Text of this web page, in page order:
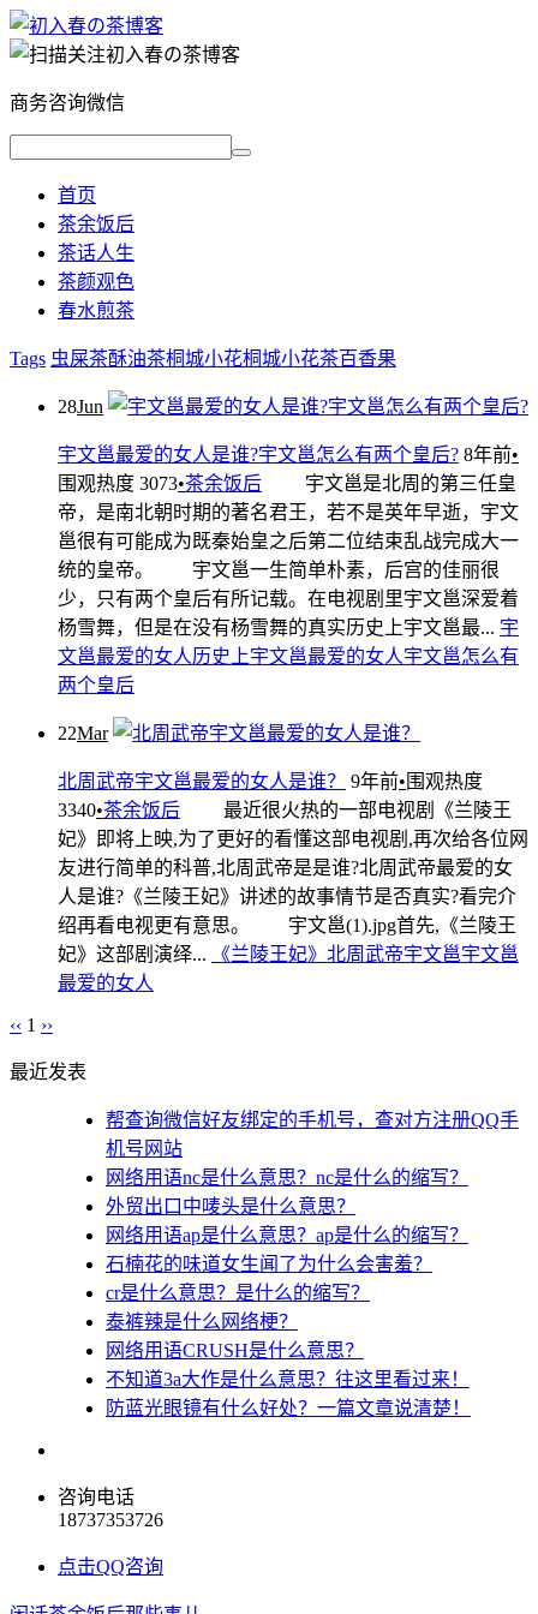
商务咨询微信
首页
茶余饭后
茶话人生
茶颜观色
春水煎茶
Tags 虫屎茶酥油茶桐城小花桐城小花茶百香果
28Jun
宇文邕最爱的女人是谁?宇文邕怎么有两个皇后? 8年前•
围观热度 3073•茶余饭后
宇文邕是北周的第三任皇
帝，是南北朝时期的著名君王，若不是英年早逝，宇文
邕很有可能成为既秦始皇之后第二位结束乱战完成大一
统的皇帝。 宇文邕一生简单朴素，后宫的佳丽很
少，只有两个皇后有所记载。在电视剧里宇文邕深爱着
杨雪舞，但是在没有杨雪舞的真实历史上宇文邕最... 宇
文邕最爱的女人历史上宇文邕最爱的女人宇文邕怎么有
两个皇后
22Mar
北周武帝宇文邕最爱的女人是谁？ 9年前• 围观热度
3340•茶余饭后
最近很火热的一部电视剧《兰陵王
妃》即将上映,为了更好的看懂这部电视剧,再次给各位网
友进行简单的科普,北周武帝是是谁?北周武帝最爱的女
人是谁?《兰陵王妃》讲述的故事情节是否真实?看完介
绍再看电视更有意思。 宇文邕(1).jpg首先,《兰陵王
妃》这部剧演绎...
《兰陵王妃》 北周武帝宇文邕宇文邕
最爱的女人
‹‹ 1 ››
最近发表
帮查询微信好友绑定的手机号，查对方注册QQ手
机号网站
网络用语nc是什么意思？nc是什么的缩写？
外贸出口中唛头是什么意思？
网络用语ap是什么意思？ap是什么的缩写？
石楠花的味道女生闻了为什么会害羞？
cr是什么意思？是什么的缩写？
泰裤辣是什么网络梗？
网络用语CRUSH是什么意思？
不知道3a大作是什么意思？往这里看过来！
防蓝光眼镜有什么好处？一篇文章说清楚！
咨询电话
18737353726
点击QQ咨询